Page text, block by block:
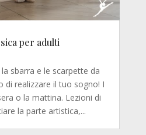
per adulti
sbarra e le scarpette da
di realizzare il tuo sogno! I
o la mattina. Lezioni di
la parte artistica,...